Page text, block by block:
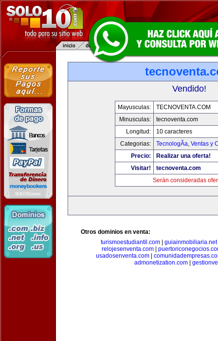
Vendido!
Mayusculas:
TECNOVENTA.COM
Minusculas:
tecnoventa.com
Longitud:
10 caracteres
Categorias:
TecnologÃ­a, Ventas y
Precio:
Realizar una oferta!
Visitar!
tecnoventa.com
Serán consideradas
Otros dominios en venta:
turismoestudiantil.com| guiainmobiliaria.net
relojesenventa.com|
usadosenventa.com|
admonetization.com|